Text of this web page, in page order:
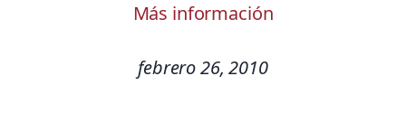
Más información
febrero 26, 2010